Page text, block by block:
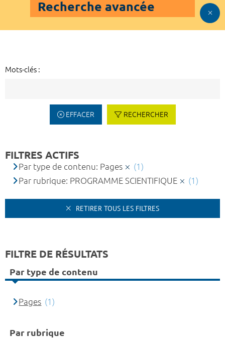
Recherche avancée
Mots-clés :
EFFACER RECHERCHER
FILTRES ACTIFS
Par type de contenu: Pages
(1)
Par rubrique: PROGRAMME SCIENTIFIQUE
(1)
RETIRER TOUS LES FILTRES
FILTRE DE RÉSULTATS
Par type de contenu
Pages (1)
Par rubrique